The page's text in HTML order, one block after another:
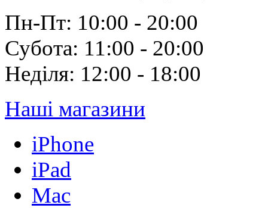
Пн-Пт: 10:00 - 20:00
Субота: 11:00 - 20:00
Неділя: 12:00 - 18:00
Наші магазини
iPhone
iPad
Mac